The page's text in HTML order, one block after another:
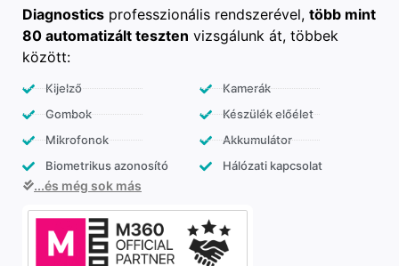
Diagnostics professzionális rendszerével, több mint
80 automatizált teszten vizsgálunk át, többek
között:
Kijelző
Gombok
Mikrofonok
Biometrikus azonosító
Kamerák
Készülék előélet
Akkumulátor
Hálózati kapcsolat
...és még sok más